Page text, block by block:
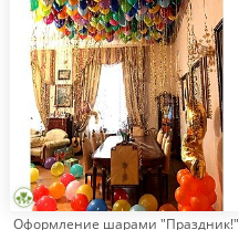
Оформление шарами "Праздник!"